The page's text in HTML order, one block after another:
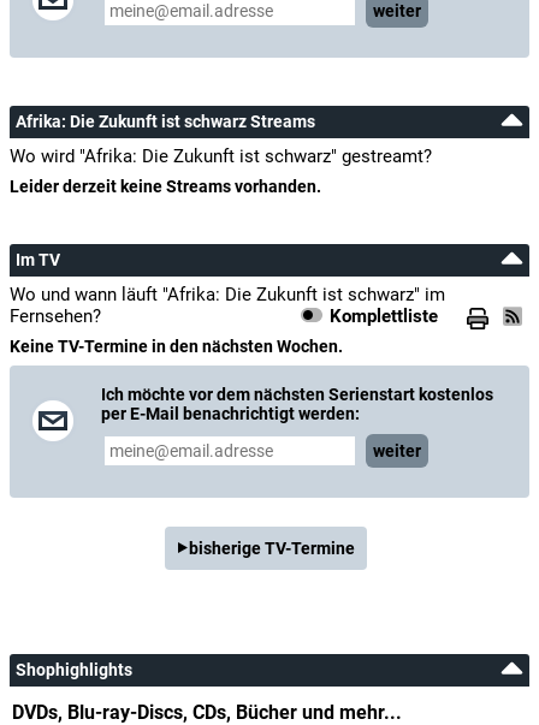
weiter
Afrika: Die Zukunft ist schwarz Streams
Wo wird "Afrika: Die Zukunft ist schwarz" gestreamt?
Leider derzeit keine Streams vorhanden.
Im TV
Wo und wann läuft "Afrika: Die Zukunft ist schwarz" im
Fernsehen?
Komplettliste
Keine TV-Termine in den nächsten Wochen.
Ich möchte vor dem nächsten Serienstart kostenlos
per E-Mail benachrichtigt werden:
weiter
bisherige TV-Termine
Shophighlights
DVDs, Blu-ray-Discs, CDs, Bücher und mehr...